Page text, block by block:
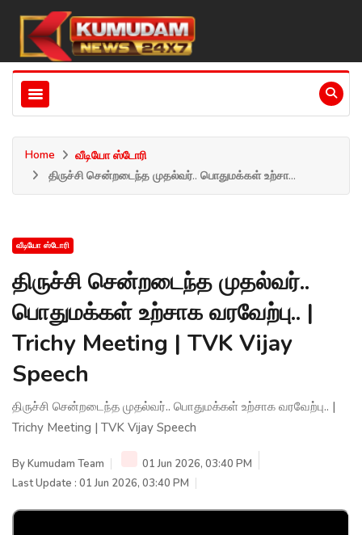
Home
வீடியோ ஸ்டோரி
திருச்சி சென்றடைந்த முதல்வர்.. பொதுமக்கள் உற்சா...
வீடியோ ஸ்டோரி
திருச்சி சென்றடைந்த முதல்வர்..
பொதுமக்கள் உற்சாக வரவேற்பு.. |
Trichy Meeting | TVK Vijay
Speech
திருச்சி சென்றடைந்த முதல்வர்.. பொதுமக்கள் உற்சாக வரவேற்பு.. |
Trichy Meeting | TVK Vijay Speech
ByKumudam Team
01 Jun 2026, 03:40 PM
Last Update : 01 Jun 2026, 03:40 PM